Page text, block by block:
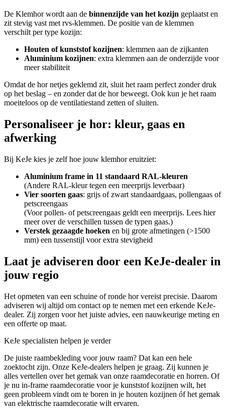
De Klemhor wordt aan de binnenzijde van het kozijn geplaatst en
zit stevig vast met rvs-klemmen. De positie van de klemmen
verschilt per type kozijn:
Houten of kunststof kozijnen: klemmen aan de zijkanten
Aluminium kozijnen: extra klemmen aan de onderzijde voor
meer stabiliteit
Omdat de hor netjes geklemd zit, sluit het raam perfect zonder druk
op het beslag – en zonder dat de hor beweegt. Ook kun je het raam
moeiteloos op de ventilatiestand zetten of sluiten.
Personaliseer je hor: kleur, gaas en
afwerking
Bij KeJe kies je zelf hoe jouw klemhor eruitziet:
Aluminium frame in 11 standaard RAL-kleuren
(Andere RAL-kleur tegen een meerprijs leverbaar)
Vier soorten gaas: grijs of zwart standaardgaas, pollengaas of
petscreengaas
(Voor pollen- of petscreengaas geldt een meerprijs. Lees hier
meer over de verschillen tussen de typen gaas.)
Verstek gezaagde hoeken en bij grote afmetingen (>1500
mm) een tussenstijl voor extra stevigheid
Laat je adviseren door een KeJe-dealer in
jouw regio
Het opmeten van een schuine of ronde hor vereist precisie. Daarom
adviseren wij altijd om contact op te nemen met een erkende KeJe-
dealer. Zij zorgen voor het juiste advies, een nauwkeurige meting en
een offerte op maat.
KeJe specialisten helpen je verder
De juiste raambekleding voor jouw raam? Dat kan een hele
zoektocht zijn. Onze KeJe-dealers helpen je graag. Zij kunnen je
alles vertellen over het gemak van onze raamdecoratie en horren. Of
je nu in-frame raamdecoratie voor je kunststof kozijnen wilt, het
geen probleem vindt om te boren in je houten kozijnen óf het gemak
van elektrische raamdecoratie wilt ervaren.